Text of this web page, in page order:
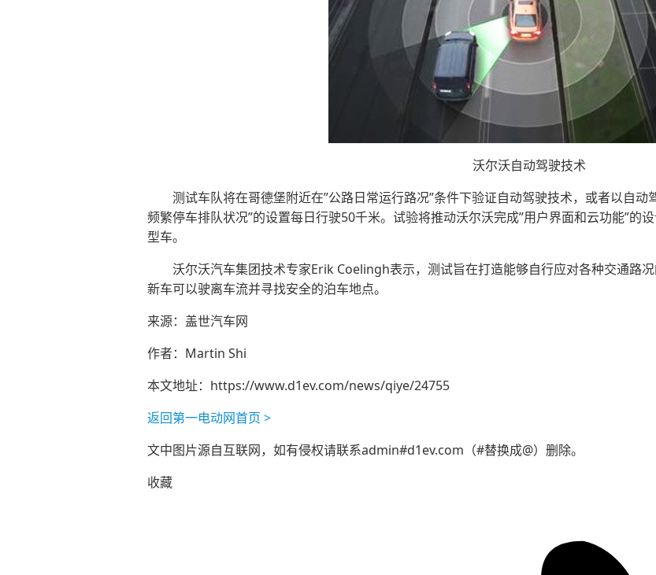
沃尔沃自动驾驶技术
测试车队将在哥德堡附近在”公路日常运行路况”条件下验证自动驾驶技术，或者以自动
频繁停车排队状况”的设置每日行驶50千米。试验将推动沃尔沃完成”用户界面和云功能”的
型车。
沃尔沃汽车集团技术专家Erik Coelingh表示，测试旨在打造能够自行应对各种交通路
新车可以驶离车流并寻找安全的泊车地点。
来源：盖世汽车网
作者：Martin Shi
本文地址： https://www.d1ev.com/news/qiye/24755
返回第一电动网首页 >
文中图片源自互联网，如有侵权请联系admin#d1ev.com（#替换成@）删除。
收藏